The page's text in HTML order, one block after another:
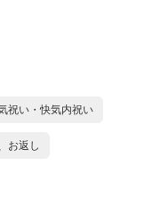
祝い・快気内祝い
お返し